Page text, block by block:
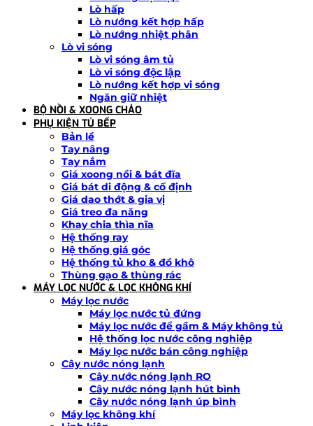
Lò hấp
Lò nướng kết hợp hấp
Lò nướng nhiệt phân
Lò vi sóng
Lò vi sóng âm tủ
Lò vi sóng độc lập
Lò nướng kết hợp vi sóng
Ngăn giữ nhiệt
BỘ NỒI & XOONG CHẢO
PHỤ KIỆN TỦ BẾP
Bản lề
Tay nâng
Tay nắm
Giá xoong nồi & bát đĩa
Giá bát di động & cố định
Giá dao thớt & gia vị
Giá treo đa năng
Khay chia thìa nĩa
Hệ thống ray
Hệ thống giá góc
Hệ thống tủ kho & đồ khô
Thùng gạo & thùng rác
MÁY LỌC NƯỚC & LỌC KHÔNG KHÍ
Máy lọc nước
Máy lọc nước tủ đứng
Máy lọc nước để gầm & Máy không tủ
Hệ thống lọc nước công nghiệp
Máy lọc nước bán công nghiệp
Cây nước nóng lạnh
Cây nước nóng lạnh RO
Cây nước nóng lạnh hút bình
Cây nước nóng lạnh úp bình
Máy lọc không khí